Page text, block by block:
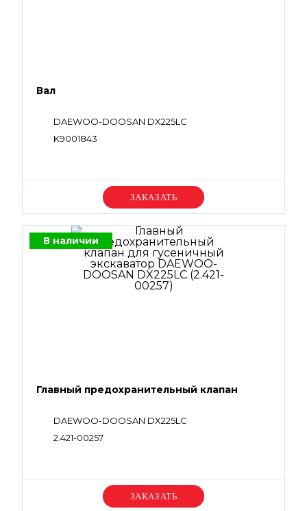
Вал
DAEWOO-DOOSAN DX225LC
K9001843
Уточняйте цену
В наличии
Главный предохранительный клапан
DAEWOO-DOOSAN DX225LC
2.421-00257
Уточняйте цену